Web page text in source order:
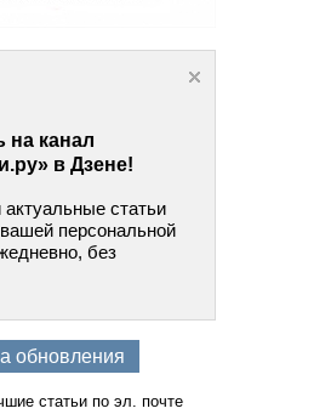
на канал
в Дзене!
статьи
персональной
без
обновления
статьи по эл. почте